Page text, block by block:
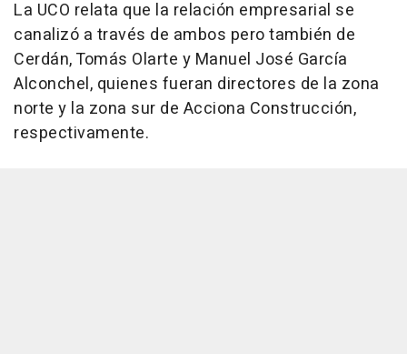
La UCO relata que la relación empresarial se
canalizó a través de ambos pero también de
Cerdán, Tomás Olarte y Manuel José García
Alconchel, quienes fueran directores de la zona
norte y la zona sur de Acciona Construcción,
respectivamente.